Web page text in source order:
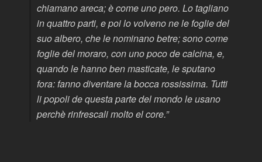
chiamano areca; è come uno pero. Lo tagliano
in quattro parti, e poi lo volveno ne le foglie del
suo albero, che le nominano betre; sono come
foglie del moraro, con uno poco de calcina, e,
quando le hanno ben masticate, le sputano
fora: fanno diventare la bocca rossissima. Tutti
li popoli de questa parte del mondo le usano
perchè rinfrescali molto el core.”